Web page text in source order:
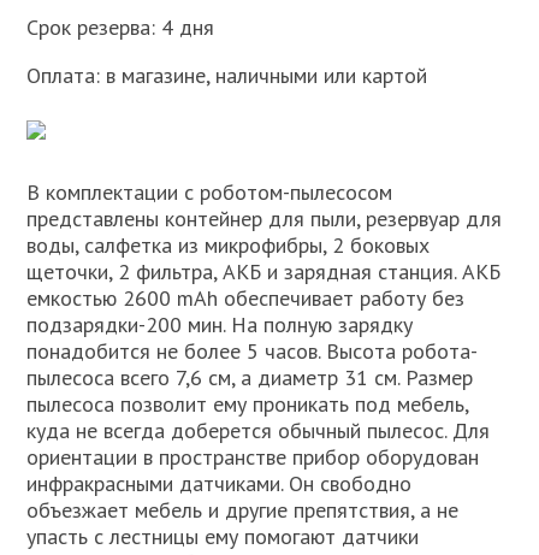
Срок резерва: 4 дня
Оплата: в магазине, наличными или картой
В комплектации с роботом-пылесосом
представлены контейнер для пыли, резервуар для
воды, салфетка из микрофибры, 2 боковых
щеточки, 2 фильтра, АКБ и зарядная станция. АКБ
емкостью 2600 mAh обеспечивает работу без
подзарядки-200 мин. На полную зарядку
понадобится не более 5 часов. Высота робота-
пылесоса всего 7,6 см, а диаметр 31 см. Размер
пылесоса позволит ему проникать под мебель,
куда не всегда доберется обычный пылесос. Для
ориентации в пространстве прибор оборудован
инфракрасными датчиками. Он свободно
объезжает мебель и другие препятствия, а не
упасть с лестницы ему помогают датчики